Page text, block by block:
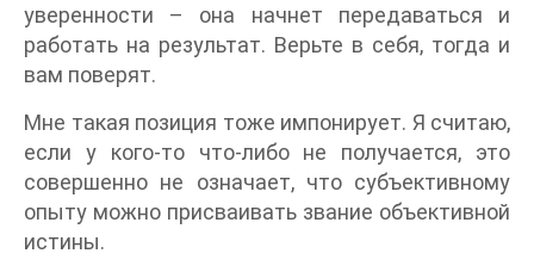
уверенности – она начнет передаваться и
работать на результат. Верьте в себя, тогда и
вам поверят.
Мне такая позиция тоже импонирует. Я считаю,
если у кого-то что-либо не получается, это
совершенно не означает, что субъективному
опыту можно присваивать звание объективной
истины.